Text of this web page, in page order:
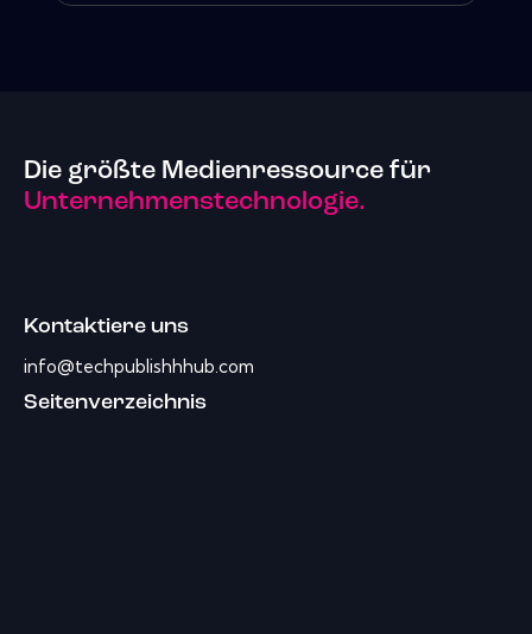
Die größte Medienressource für
Unternehmenstechnologie.
Kontaktiere uns
info@techpublishhhub.com
Seitenverzeichnis